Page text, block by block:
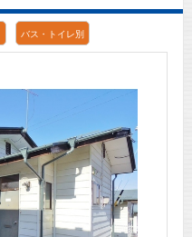
バス・トイレ別